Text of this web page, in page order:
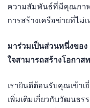
ความสัมพันธ์ที่มีคุณภา
การสร้างเครือข่ายที่ไม่
มาร่วมเป็นส่วนหนึ่งของ
ใจสามารถสร้างโอกาส
เรายินดีต้อนรับคุณเข้าเ
เพิ่มเติมเกี่ยวกับวัฒนธร